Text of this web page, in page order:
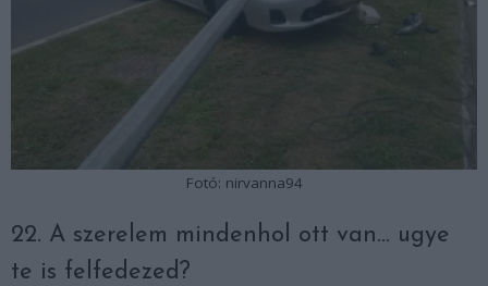
Fotó: nirvanna94
22. A szerelem mindenhol ott van… ugye
te is felfedezed?